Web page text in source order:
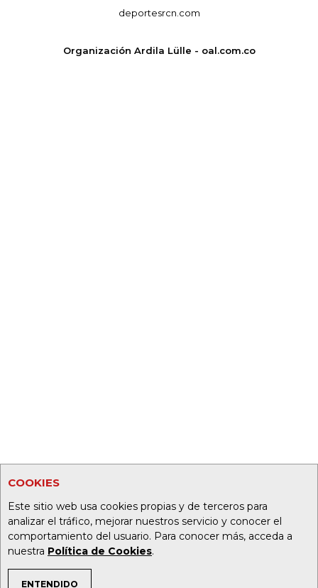
COOKIES
Este sitio web usa cookies propias y de terceros para
analizar el tráfico, mejorar nuestros servicio y conocer el
comportamiento del usuario. Para conocer más, acceda a
nuestra Política de Cookies.
ENTENDIDO
deportesrcn.com
Organización Ardila Lülle - oal.com.co